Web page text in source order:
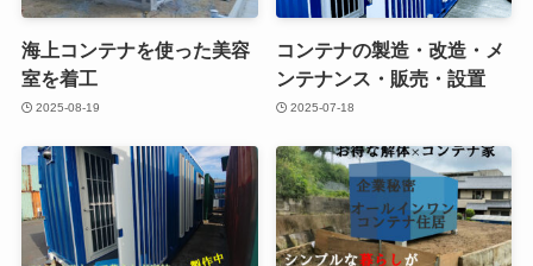
海上コンテナを使った美容
室を着工
2025-08-19
コンテナの製造・改造・メ
ンテナンス・販売・設置
2025-07-18